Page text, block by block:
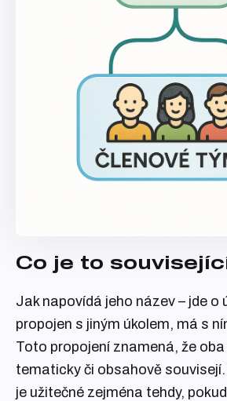
Co je to
Jak napovídá jeho název – jde o
propojen s jiným úkolem, má s
Toto propojení znamená, že oba
tematicky či obsahově
je užitečné zejména tehdy,